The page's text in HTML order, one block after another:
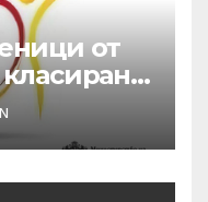
от
класирани
то
•